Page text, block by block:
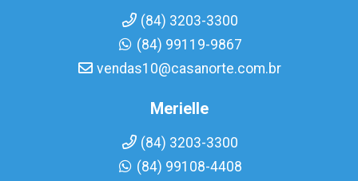
(84) 3203-3300
(84) 99119-9867
vendas10@casanorte.com.br
Merielle
(84) 3203-3300
(84) 99108-4408